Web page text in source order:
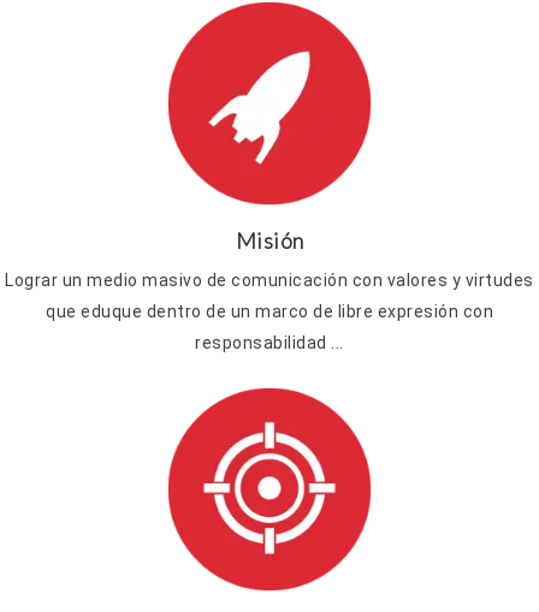
Misión
Lograr un medio masivo de comunicación con valores y virtudes
que eduque dentro de un marco de libre expresión con
responsabilidad ...